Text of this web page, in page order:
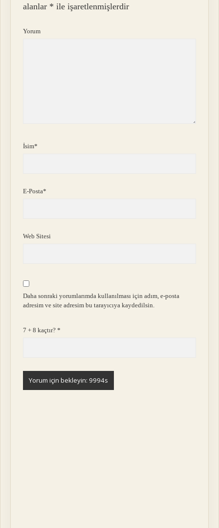
alanlar * ile işaretlenmişlerdir
Yorum
İsim*
E-Posta*
Web Sitesi
Daha sonraki yorumlarımda kullanılması için adım, e-posta
adresim ve site adresim bu tarayıcıya kaydedilsin.
7 + 8 kaçtır?*